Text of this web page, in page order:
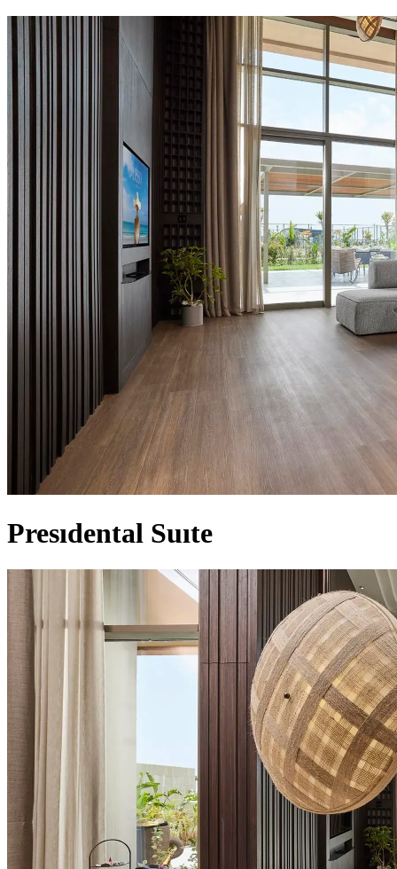
Presıdental Suıte